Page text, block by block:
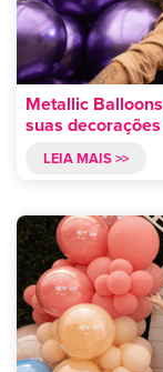
Metallic
suas
LEIA MAIS >>